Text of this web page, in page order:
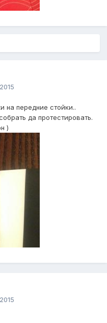
на передние стойки..
да протестировать.
)